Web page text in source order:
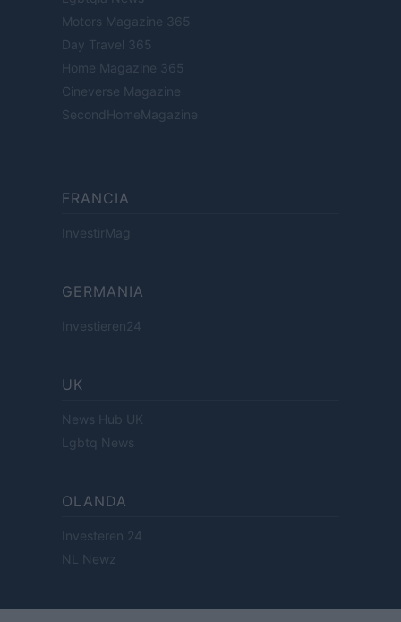
Motors Magazine 365
Day Travel 365
Home Magazine 365
Cineverse Magazine
SecondHomeMagazine
FRANCIA
InvestirMag
GERMANIA
Investieren24
UK
News Hub UK
Lgbtq News
OLANDA
Investeren 24
NL Newz